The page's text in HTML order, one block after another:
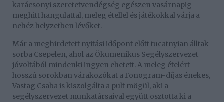
karácsonyi szeretetvendégség egészen vasárnapig
meghitt hangulattal, meleg étellel és játékokkal várja a
nehéz helyzetben lévőket.
Már a meghirdetett nyitási időpont előtt tucatnyian álltak
sorba Csepelen, ahol az Ökumenikus Segélyszervezet
jóvoltából mindenki ingyen ehetett. A meleg ételért
hosszú sorokban várakozókat a Fonogram-díjas énekes,
Vastag Csaba is kiszolgálta a pult mögül, aki a
segélyszervezet munkatársaival együtt osztotta ki a